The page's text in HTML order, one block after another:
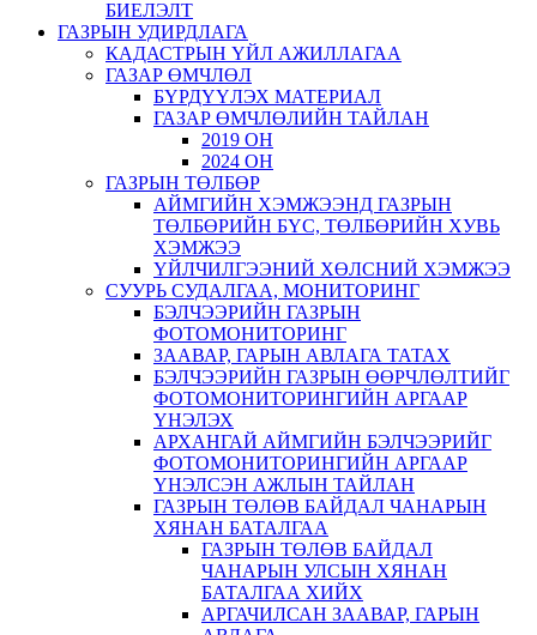
БИЕЛЭЛТ
ГАЗРЫН УДИРДЛАГА
КАДАСТРЫН ҮЙЛ АЖИЛЛАГАА
ГАЗАР ӨМЧЛӨЛ
БҮРДҮҮЛЭХ МАТЕРИАЛ
ГАЗАР ӨМЧЛӨЛИЙН ТАЙЛАН
2019 ОН
2024 ОН
ГАЗРЫН ТӨЛБӨР
АЙМГИЙН ХЭМЖЭЭНД ГАЗРЫН
ТӨЛБӨРИЙН БҮС, ТӨЛБӨРИЙН ХУВЬ
ХЭМЖЭЭ
ҮЙЛЧИЛГЭЭНИЙ ХӨЛСНИЙ ХЭМЖЭЭ
СУУРЬ СУДАЛГАА, МОНИТОРИНГ
БЭЛЧЭЭРИЙН ГАЗРЫН
ФОТОМОНИТОРИНГ
ЗААВАР, ГАРЫН АВЛАГА ТАТАХ
БЭЛЧЭЭРИЙН ГАЗРЫН ӨӨРЧЛӨЛТИЙГ
ФОТОМОНИТОРИНГИЙН АРГААР
ҮНЭЛЭХ
АРХАНГАЙ АЙМГИЙН БЭЛЧЭЭРИЙГ
ФОТОМОНИТОРИНГИЙН АРГААР
ҮНЭЛСЭН АЖЛЫН ТАЙЛАН
ГАЗРЫН ТӨЛӨВ БАЙДАЛ ЧАНАРЫН
ХЯНАН БАТАЛГАА
ГАЗРЫН ТӨЛӨВ БАЙДАЛ
ЧАНАРЫН УЛСЫН ХЯНАН
БАТАЛГАА ХИЙХ
АРГАЧИЛСАН ЗААВАР, ГАРЫН